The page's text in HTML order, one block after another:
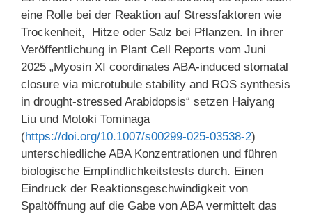
eine Rolle bei der Reaktion auf Stressfaktoren wie
Trockenheit, Hitze oder Salz bei Pflanzen. In ihrer
Veröffentlichung in Plant Cell Reports vom Juni
2025 „Myosin XI coordinates ABA-induced stomatal
closure via microtubule stability and ROS synthesis
in drought-stressed Arabidopsis“ setzen Haiyang
Liu und Motoki Tominaga
(https://doi.org/10.1007/s00299-025-03538-2)
unterschiedliche ABA Konzentrationen und führen
biologische Empfindlichkeitstests durch. Einen
Eindruck der Reaktionsgeschwindigkeit von
Spaltöffnung auf die Gabe von ABA vermittelt das